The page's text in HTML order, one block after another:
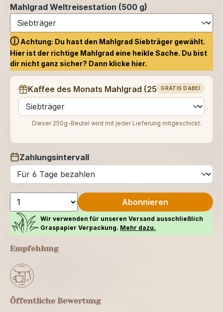
Mahlgrad Weltreisestation (500 g)
ⓘAchtung: Du hast den Mahlgrad Siebträger gewählt.
Hier ist der richtige Mahlgrad eine heikle Sache. Du bist
dir nicht ganz sicher? Dann klicke hier.
GRATIS DABEI
Kaffee des Monats Mahlgrad (250 g)
auswählen
Dieser 250g-Beutel wird mit jeder Lieferung mitgeschickt.
Zahlungsintervall
auswählen
Abonnieren
Wir verwenden für unseren Versand ausschließlich
Graspapier Verpackung. Mehr dazu.
Empfehlung
Öffentliche Bewertung